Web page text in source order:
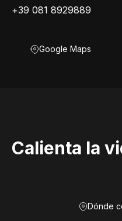
+39 081 8929889
Google Maps
Calienta la
Dónde